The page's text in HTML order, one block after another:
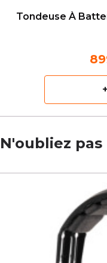
Tondeuse À
N'oubliez pas